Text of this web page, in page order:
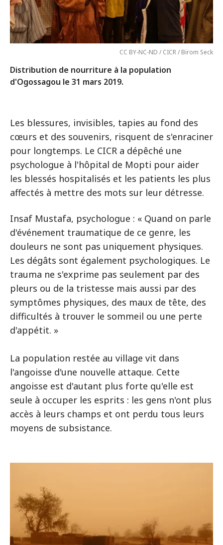
CC BY-NC-ND / CICR / Birom Seck
Distribution de nourriture à la population
d'Ogossagou le 31 mars 2019.
Les blessures, invisibles, tapies au fond des
cœurs et des souvenirs, risquent de s'enraciner
pour longtemps. Le CICR a dépêché une
psychologue à l'hôpital de Mopti pour aider
les blessés hospitalisés et les patients les plus
affectés à mettre des mots sur leur détresse.
Insaf Mustafa, psychologue : « Quand on parle
d'événement traumatique de ce genre, les
douleurs ne sont pas uniquement physiques.
Les dégâts sont également psychologiques. Le
trauma ne s'exprime pas seulement par des
pleurs ou de la tristesse mais aussi par des
symptômes physiques, des maux de tête, des
difficultés à trouver le sommeil ou une perte
d'appétit. »
La population restée au village vit dans
l'angoisse d'une nouvelle attaque. Cette
angoisse est d'autant plus forte qu'elle est
seule à occuper les esprits : les gens n'ont plus
accès à leurs champs et ont perdu tous leurs
moyens de subsistance.